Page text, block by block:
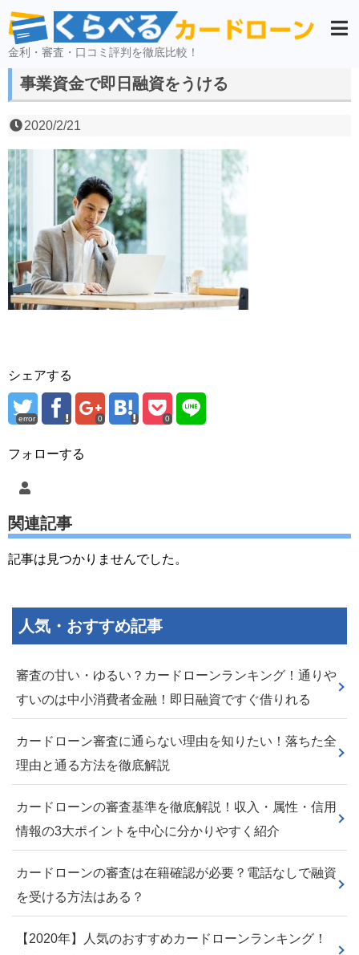
金利・審査・口コミ評判を徹底比較！
事業資金で即日融資をうける
2020/2/21
シェアする
error 0 0
フォローする
関連記事
記事は見つかりませんでした。
人気・おすすめ記事
審査の甘い・ゆるい？カードローンランキング！通りや
すいのは中小消費者金融！即日融資ですぐ借りれる
カードローン審査に通らない理由を知りたい！落ちた全
理由と通る方法を徹底解説
カードローンの審査基準を徹底解説！収入・属性・信用
情報の3大ポイントを中心に分かりやすく紹介
カードローンの審査は在籍確認が必要？電話なしで融資
を受ける方法はある？
【2020年】人気のおすすめカードローンランキング！